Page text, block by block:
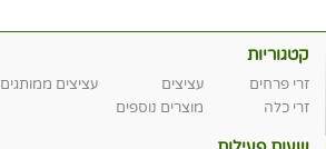
קטגוריות
זרי פרחים עציצים עציצים ממותגים
זרי כלה
מוצרים נוספים